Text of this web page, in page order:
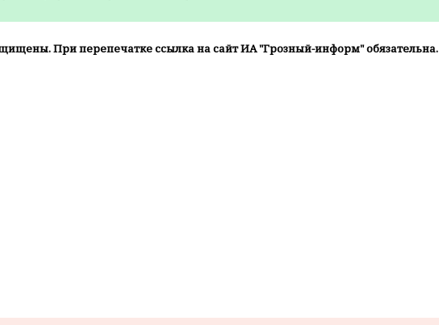
При перепечатке ссылка на сайт ИА "Грозный-информ" обязательна.